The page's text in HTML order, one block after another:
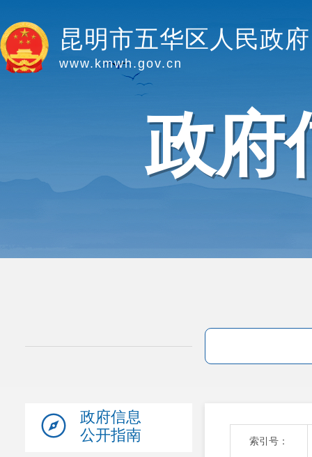
昆明市五华区人民政府
www.kmwh.gov.cn
政府
政府信息
公开指南
索引号：